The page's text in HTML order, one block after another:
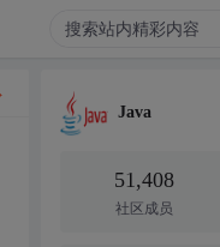
Java
51,408
社区成员